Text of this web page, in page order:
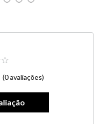
(0 avaliações)